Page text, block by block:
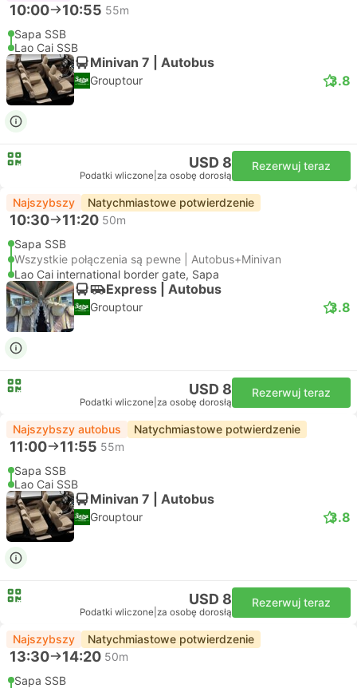
10:00 10:55 55m
Sapa SSB
Lao Cai SSB
Minivan 7 | Autobus
Grouptour 3.8
USD 8
Podatki wliczone za osobę dorosłą
Rezerwuj teraz
Najszybszy Natychmiastowe potwierdzenie
10:30 11:20 50m
Sapa SSB
Wszystkie połączenia są pewne | Autobus+Minivan
Lao Cai international border gate, Sapa
Express | Autobus
Grouptour 3.8
USD 8
Podatki wliczone za osobę dorosłą
Rezerwuj teraz
Najszybszy autobus Natychmiastowe potwierdzenie
11:00 11:55 55m
Sapa SSB
Lao Cai SSB
Minivan 7 | Autobus
Grouptour 3.8
USD 8
Podatki wliczone za osobę dorosłą
Rezerwuj teraz
Najszybszy Natychmiastowe potwierdzenie
13:30 14:20 50m
Sapa SSB